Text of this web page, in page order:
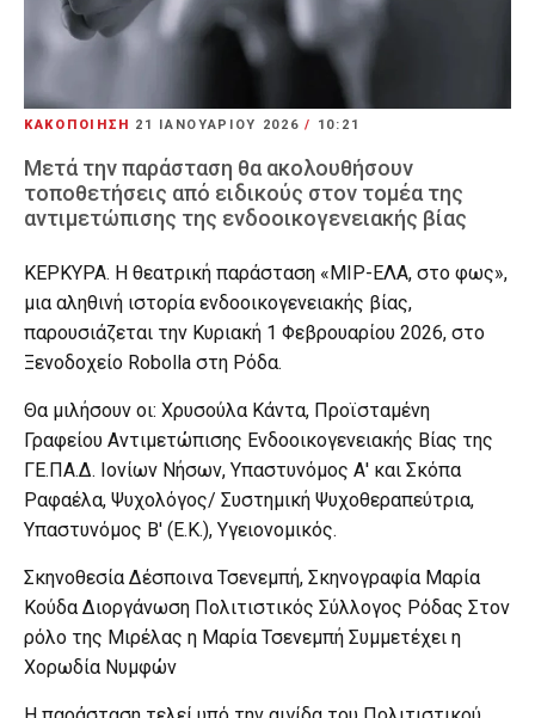
ΚΑΚΟΠΟΙΗΣΗ 21 ΙΑΝΟΥΑΡΊΟΥ 2026/ 10:21
Μετά την παράσταση θα ακολουθήσουν
τοποθετήσεις από ειδικούς στον τομέα της
αντιμετώπισης της ενδοοικογενειακής βίας
ΚΕΡΚΥΡΑ. Η θεατρική παράσταση «ΜΙΡ-ΕΛΑ, στο φως»,
μια αληθινή ιστορία ενδοοικογενειακής βίας,
παρουσιάζεται την Κυριακή 1 Φεβρουαρίου 2026, στο
Ξενοδοχείο Robolla στη Ρόδα.
Θα μιλήσουν οι: Χρυσούλα Κάντα, Προϊσταμένη
Γραφείου Αντιμετώπισης Ενδοοικογενειακής Βίας της
ΓΕ.ΠΑ.Δ. Ιονίων Νήσων, Υπαστυνόμος Α' και Σκόπα
Ραφαέλα, Ψυχολόγος/ Συστημική Ψυχοθεραπεύτρια,
Υπαστυνόμος Β' (Ε.Κ.), Υγειονομικός.
Σκηνοθεσία Δέσποινα Τσενεμπή, Σκηνογραφία Μαρία
Κούδα Διοργάνωση Πολιτιστικός Σύλλογος Ρόδας Στον
ρόλο της Μιρέλας η Μαρία Τσενεμπή Συμμετέχει η
Χορωδία Νυμφών